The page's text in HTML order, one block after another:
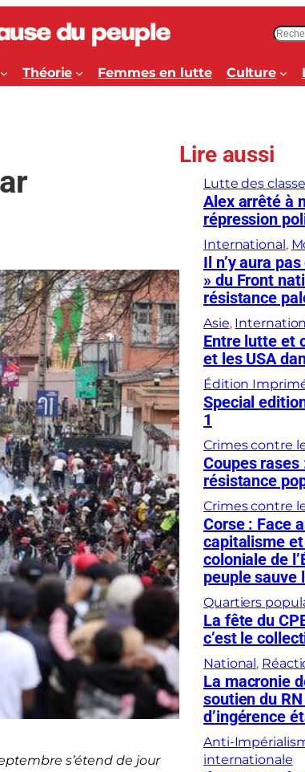
c
h
h
r
Théorie Femmes en lutte Culture
s’étend de jour
Lire aussi
Lutte des
Alex arrêté à
répression
International,
Il n’y aura
» du Front
résistance
Asie,
Entre lutte et
et les USA
Édition
Special
1
Crimes contre
Coupes rases
résistance
Crimes contre
Corse : Face
capitalisme
coloniale de
peuple sauve
Quartiers
La fête du
c’est le
National,
La macronie
soutien du
d’ingérence
Anti-
internationale